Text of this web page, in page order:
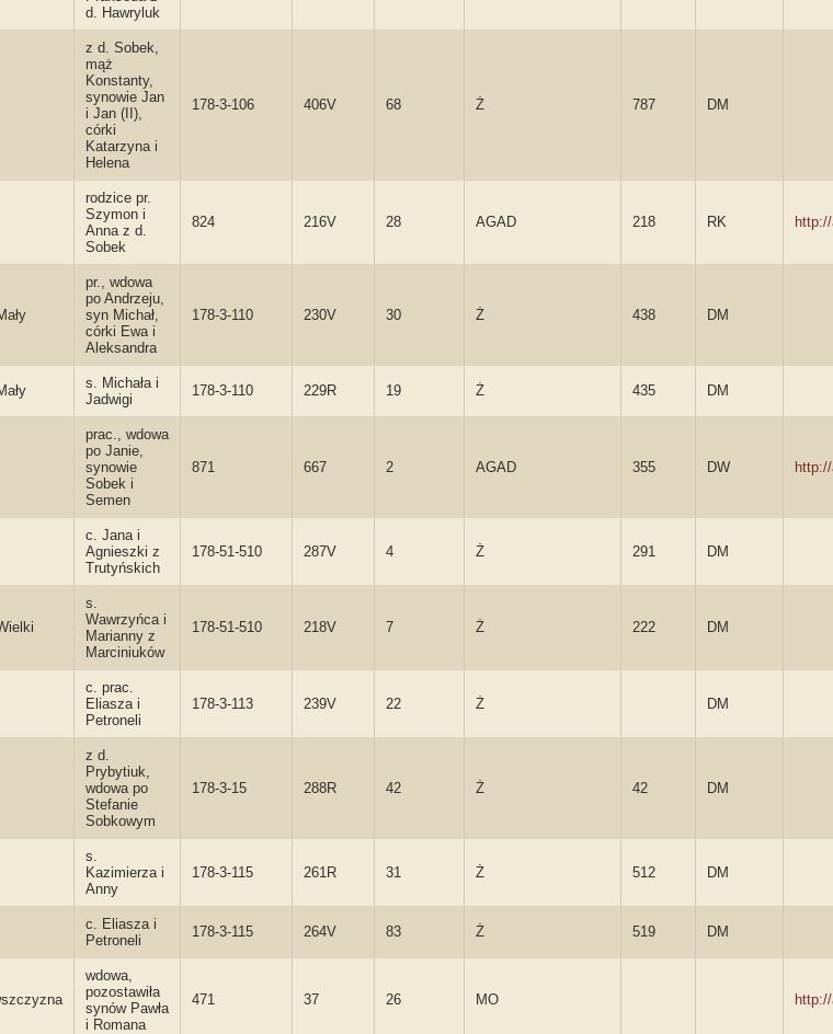
d. Hawryluk
z d. Sobek,
mąż
Konstanty,
synowie Jan
i Jan (II),
córki
Katarzyna i
Helena
178-3-106 406V 68 Ż 787 DM
rodzice pr.
Szymon i
Anna z d.
Sobek
824 216V 28 AGAD 218 RK
pr., wdowa
po Andrzeju,
syn Michał,
córki Ewa i
Aleksandra
178-3-110 230V 30 Ż 438 DM
s. Michała i
Jadwigi
178-3-110 229R 19 Ż 435 DM
prac., wdowa
po Janie,
synowie
Sobek i
Semen
871 667 2 AGAD 355 DW
c. Jana i
Agnieszki z
Trutyńskich
178-51-510 287V 4 Ż 291 DM
s.
Wawrzyńca i
Marianny z
Marciniuków
178-51-510 218V 7 Ż 222 DM
c. prac.
Eliasza i
Petroneli
178-3-113 239V 22 Ż DM
z d.
Prybytiuk,
wdowa po
Stefanie
Sobkowym
178-3-15 288R 42 Ż 42 DM
s.
Kazimierza i
Anny
178-3-115 261R 31 Ż 512 DM
c. Eliasza i
Petroneli
178-3-115 264V 83 Ż 519 DM
wdowa,
pozostawiła
synów Pawła
i Romana
471 37 26 MO